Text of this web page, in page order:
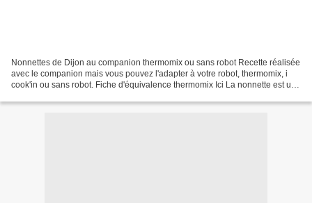
Nonnettes de Dijon au companion thermomix ou sans robot Recette réalisée
avec le companion mais vous pouvez l'adapter à votre robot, thermomix, i
cook'in ou sans robot. Fiche d'équivalence thermomix Ici La nonnette est un